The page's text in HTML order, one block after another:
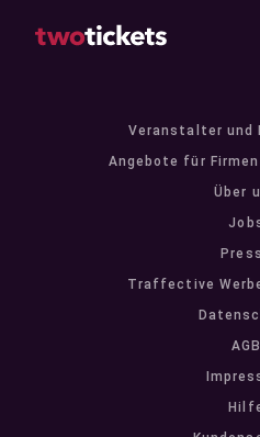
Veranstalter und
Angebote für
Über
Traffective
AGB